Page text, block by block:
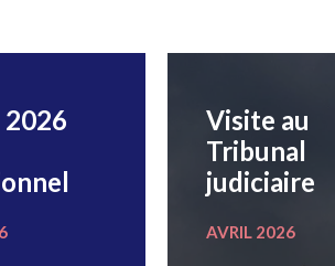
Visite au
Tribunal
judiciaire
AVRIL 2026